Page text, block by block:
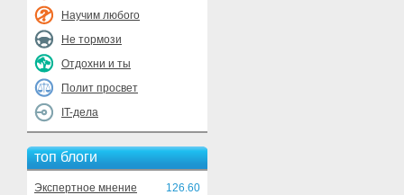
Научим любого
Не тормози
Отдохни и ты
Полит просвет
IT-дела
топ блоги
Экспертное мнение
126.60